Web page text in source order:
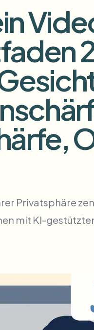
get AI summaries
Moto Vlogger
blur in one run—for teams.
ÖKOSYSTEM
Video-Intelligenz
Video suchen und
Privatsphäre
mit KI-